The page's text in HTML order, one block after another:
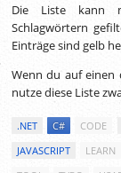
Die Liste kann
Schlagwörtern
Einträge sind gelb
Wenn du auf
nutze diese Liste
.NET C# CODE
JAVASCRIPT
LEARN